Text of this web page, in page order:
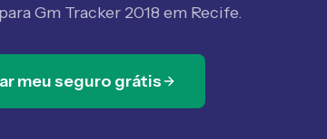
para Gm Tracker 2018 em Recife.
meu seguro grátis